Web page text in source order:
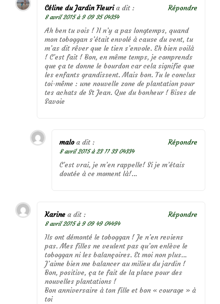
Céline du Jardin Fleuri a dit :
8 avril 2015 à 9 09 35 04354
Ah ben tu vois ! Il n’y a pas longtemps, quand
mon toboggan s’était envolé à cause du vent, tu
m’as dit rêver que le tien s’envole. Eh bien voilà
! C’est fait ! Bon, en même temps, je comprends
que ça te donne le bourdon car cela signifie que
les enfants grandissent. Mais bon. Tu le conclus
toi-même : une nouvelle zone de plantation pour
tes achats de St Jean. Que du bonheur ! Bises de
Savoie
Répondre
malo a dit :
8 avril 2015 à 23 11 33 04334
C’est vrai, je m’en rappelle! Si je m’étais
doutée à ce moment là!…
Répondre
Karine a dit :
8 avril 2015 à 9 09 49 04494
Ils ont démonté le toboggan ! Je n’en reviens
pas. Mes filles ne veulent pas qu’on enlève le
toboggan ni les balançoires. Et moi non plus…
J’aime bien me balancer au milieu du jardin !
Bon, positive, ça te fait de la place pour des
nouvelles plantations !
Bon anniversaire à ton fille et bon « courage » à
toi
Répondre